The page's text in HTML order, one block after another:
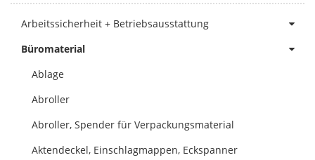
Arbeitssicherheit + Betriebsausstattung
Büromaterial
Ablage
Abroller
Abroller, Spender für Verpackungsmaterial
Aktendeckel, Einschlagmappen, Eckspanner